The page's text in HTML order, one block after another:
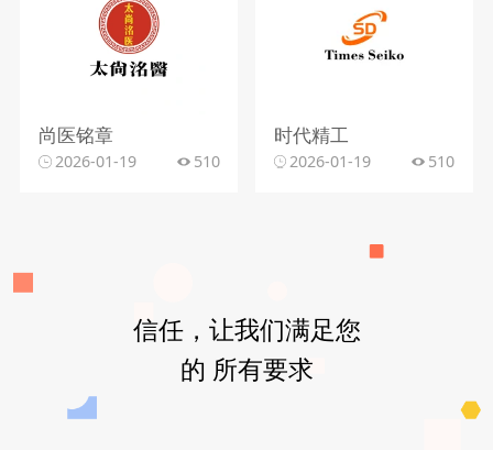
尚医铭章
2026-01-19 510
时代精工
2026-01-19 510
信任，让我们满足您
的 所有要求